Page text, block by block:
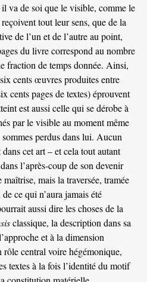
va de soi que le visible, comme le
tout leur sens, que de la
de l’un et de l’autre au point,
du livre correspond au nombre
fraction de temps donnée. Ainsi,
cents œuvres produites entre
cents pages de textes) éprouvent
est aussi celle qui se dérobe à
par le visible au moment même
perdus dans lui. Aucun
cet art – et cela tout autant
l’après-coup de son devenir
mais la traversée, tramée
ce qui n’aura jamais été
aussi dire les choses de la
classique, la description dans sa
et à la dimension
central voire hégémonique,
textes à la fois l’identité du motif